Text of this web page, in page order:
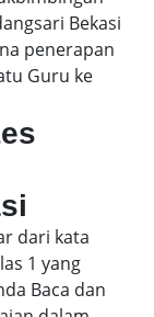
Bekasi
penerapan
Guru ke
dari kata
1 yang
Baca dan